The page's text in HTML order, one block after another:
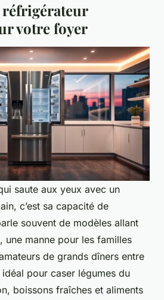
réfrigérateur
votre foyer
saute aux yeux avec un
c’est sa capacité de
souvent de modèles allant
, une manne pour les familles
de grands dîners entre
idéal pour caser légumes du
boissons fraîches et aliments